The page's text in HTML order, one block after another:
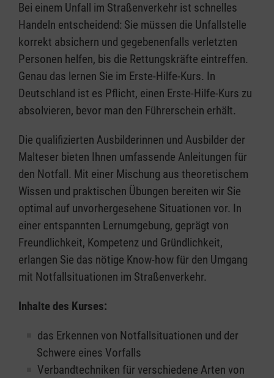
Bei einem Unfall im Straßenverkehr ist schnelles
Handeln entscheidend: Sie müssen die Unfallstelle
korrekt absichern und gegebenenfalls verletzten
Personen helfen, bis die Rettungskräfte eintreffen.
Genau das lernen Sie im Erste-Hilfe-Kurs. In
Deutschland ist es Pflicht, einen Erste-Hilfe-Kurs zu
absolvieren, bevor man den Führerschein erhält.
Die qualifizierten Ausbilderinnen und Ausbilder der
Malteser bieten Ihnen umfassende Anleitungen für
den Notfall. Mit einer Mischung aus theoretischem
Wissen und praktischen Übungen bereiten wir Sie
optimal auf unvorhergesehene Situationen vor. In
einer entspannten Lernumgebung, geprägt von
Freundlichkeit, Kompetenz und Gründlichkeit,
erlangen Sie das nötige Know-how für den Umgang
mit Notfallsituationen im Straßenverkehr.
Inhalte des Kurses:
das Erkennen von Notfallsituationen und der
Schwere eines Vorfalls
Verbandtechniken für verschiedene Arten von